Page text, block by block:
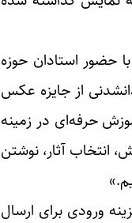
با حضور استادان حوزه
از جایزه عکس
حرفه‌ای در زمینه
آثار، نوشتن
ورودی برای ارسال